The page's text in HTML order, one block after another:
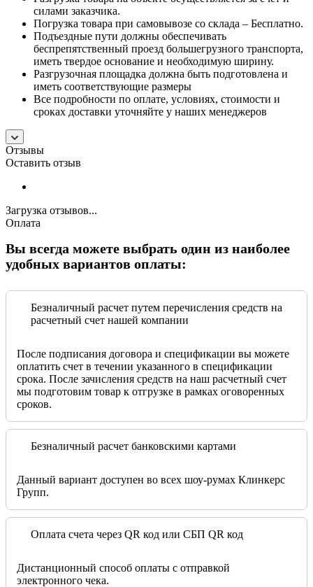
силами заказчика.
Погрузка товара при самовывозе со склада – Бесплатно.
Подъездные пути должны обеспечивать
беспрепятственный проезд большегрузного транспорта,
иметь твердое основание и необходимую ширину.
Разгрузочная площадка должна быть подготовлена и
иметь соответствующие размеры
Все подробности по оплате, условиях, стоимости и
сроках доставки уточняйте у наших менеджеров
Отзывы
Оставить отзыв
Загрузка отзывов...
Оплата
Вы всегда можете выбрать один из наиболее
удобных вариантов оплаты:
Безналичный расчет путем перечисления средств на
расчетный счет нашей компании
После подписания договора и спецификации вы можете
оплатить счет в течении указанного в спецификации
срока. После зачисления средств на наш расчетный счет
мы подготовим товар к отгрузке в рамках оговоренных
сроков.
Безналичный расчет банковскими картами
Данный вариант доступен во всех шоу-румах Клинкерс
Групп.
Оплата счета через QR код или СБП QR код
Дистанционный способ оплаты с отправкой
электронного чека.